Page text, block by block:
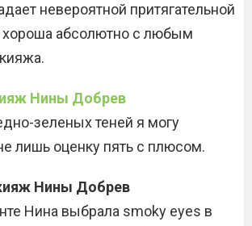
невероятной притягательной
хороша абсолютно с любым
Нины Добрев
зеленых теней я могу
лишь оценку пять с плюсом.
Нины Добрев
Нина выбрала smoky eyes в